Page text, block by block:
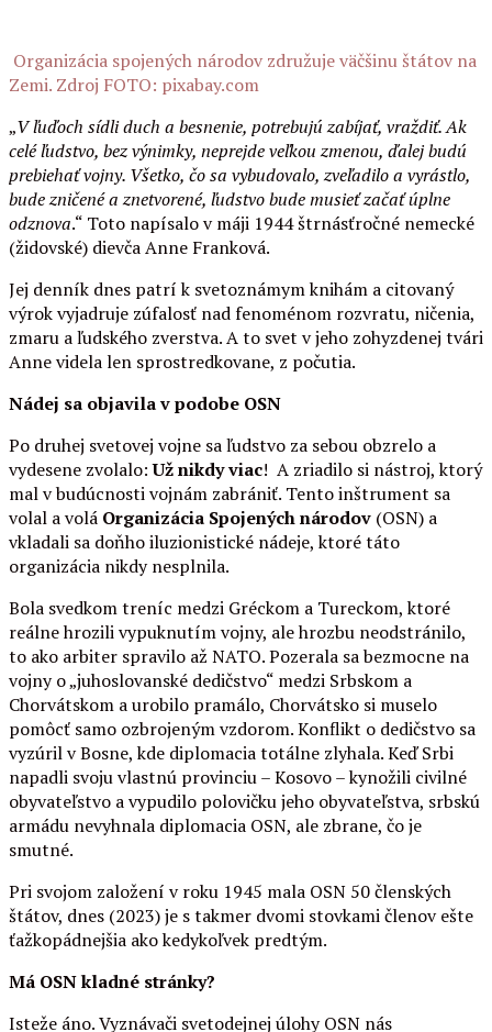
Organizácia spojených národov združuje väčšinu štátov na
Zemi. Zdroj FOTO: pixabay.com
„V ľuďoch sídli duch a besnenie, potrebujú zabíjať, vraždiť. Ak
celé ľudstvo, bez výnimky, neprejde veľkou zmenou, ďalej budú
prebiehať vojny. Všetko, čo sa vybudovalo, zveľadilo a vyrástlo,
bude zničené a znetvorené, ľudstvo bude musieť začať úplne
odznova.“ Toto napísalo v máji 1944 štrnásťročné nemecké
(židovské) dievča Anne Franková.
Jej denník dnes patrí k svetoznámym knihám a citovaný
výrok vyjadruje zúfalosť nad fenoménom rozvratu, ničenia,
zmaru a ľudského zverstva. A to svet v jeho zohyzdenej tvári
Anne videla len sprostredkovane, z počutia.
Nádej sa objavila v podobe OSN
Po druhej svetovej vojne sa ľudstvo za sebou obzrelo a
vydesene zvolalo:Už nikdy viac! A zriadilo si nástroj, ktorý
mal v budúcnosti vojnám zabrániť. Tento inštrument sa
volal a volá Organizácia Spojených národov (OSN) a
vkladali sa doňho iluzionistické nádeje, ktoré táto
organizácia nikdy nesplnila.
Bola svedkom treníc medzi Gréckom a Tureckom, ktoré
reálne hrozili vypuknutím vojny, ale hrozbu neodstránilo,
to ako arbiter spravilo až NATO. Pozerala sa bezmocne na
vojny o „juhoslovanské dedičstvo“ medzi Srbskom a
Chorvátskom a urobilo pramálo, Chorvátsko si muselo
pomôcť samo ozbrojeným vzdorom. Konflikt o dedičstvo sa
vyzúril v Bosne, kde diplomacia totálne zlyhala. Keď Srbi
napadli svoju vlastnú provinciu – Kosovo – kynožili civilné
obyvateľstvo a vypudilo polovičku jeho obyvateľstva, srbskú
armádu nevyhnala diplomacia OSN, ale zbrane, čo je
smutné.
Pri svojom založení v roku 1945 mala OSN 50 členských
štátov, dnes (2023) je s takmer dvomi stovkami členov ešte
ťažkopádnejšia ako kedykoľvek predtým.
Má OSN kladné stránky?
Isteže áno. Vyznávači svetodejnej úlohy OSN nás